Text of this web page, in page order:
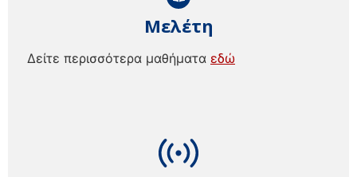
Μελέτη
Δείτε περισσότερα μαθήματα εδώ